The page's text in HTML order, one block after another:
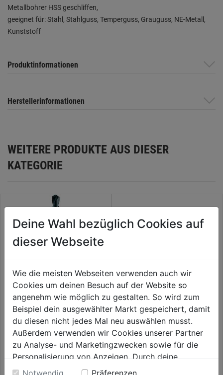
Metallbohrer HSS geschliffen,
geeignet für: Stahl, Stahlguss, Temperguss, Grauguss, NE-Metall,
Kunststoff
Produktinformationen
Herstellerinformationen
WEITERE PRODUKTE AUS DIESER
KATEGORIE
Blindnietbohrer HSS SB
(0)
0.0
von
3,59€
Metallbohrer HSS-G
THUNDERWEB DIN 338,
4,0x75 mm, HSS-G, 2er
0.0 (0)
0.0
von
4,19€
Deine Wahl bezüglich Cookies auf
dieser Webseite
Wie die meisten Webseiten verwenden auch wir
Cookies um deinen Besuch auf der Website so
angenehm wie möglich zu gestalten. So wird zum
Beispiel dein ausgewählter Markt gespeichert, damit
du diesen nicht jedes Mal neu auswählen musst.
Außerdem verwenden wir Cookies unserer Partner
zu Analyse- und Marketingzwecken sowie für die
Personalisierung von Anzeigen. Durch deine
Einwilligung werden die Daten von Drittanbieter,
Notwendig
Präferenzen